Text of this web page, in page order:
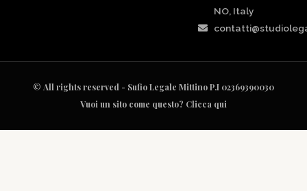
NO, Italy
© All rights reserved - Sufio Legale Mittino P.I 02369390030
Vuoi un sito come questo? Clicca qui